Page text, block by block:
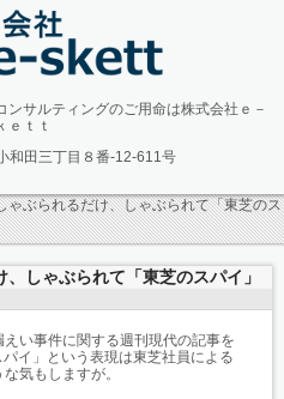
サルティングのご用命は株式会社ｅ－
ｅｔｔ
和田三丁目８番-12-611号
ゃぶられるだけ、しゃぶられて「東芝のス
しゃぶられて「東芝のスパイ」
い事件に関する週刊現代の記事を
イ」という表現は東芝社員による
気もしますが。